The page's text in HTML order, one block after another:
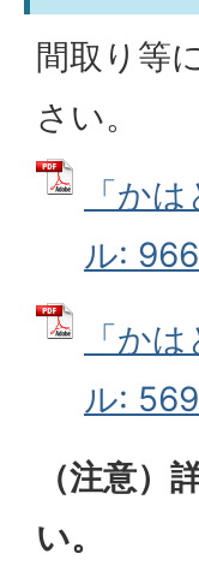
間取り等
さい。
「か
ル:
「か
ル:
（注意
い。